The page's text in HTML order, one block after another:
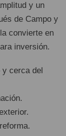
y un
de Campo y
convierte en
inversión.
y cerca del